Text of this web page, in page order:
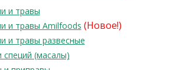
и травы
и травы Amilfoods (Новое!)
и травы развесные
специй (масалы)